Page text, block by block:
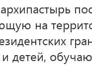
на
детей,